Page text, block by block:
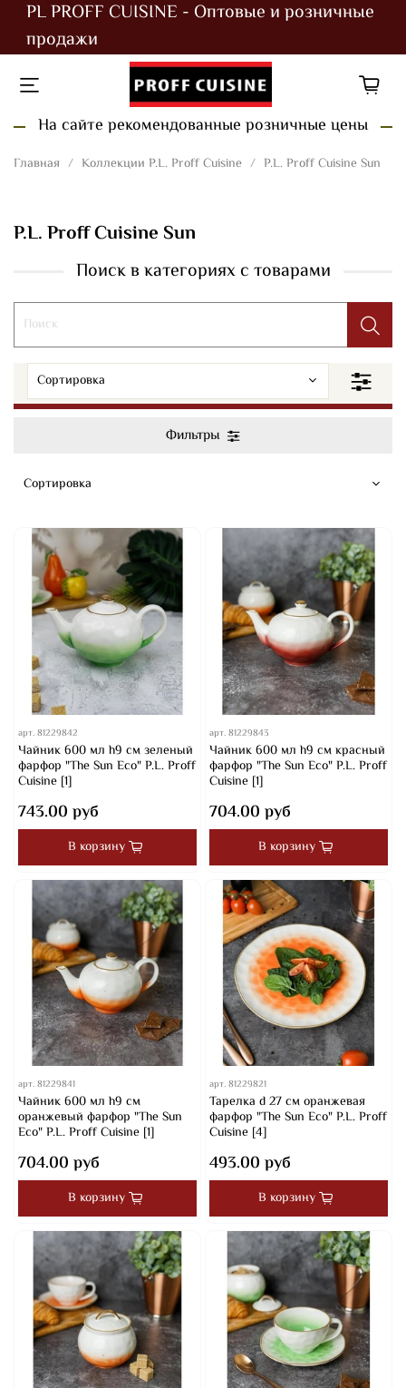
PL PROFF CUISINE - Оптовые и розничные
продажи
На сайте рекомендованные розничные цены
Главная Коллекции P.L. Proff Cuisine P.L. Proff Cuisine Sun
P.L. Proff Cuisine Sun
Поиск в категориях с товарами
Фильтры
арт.81229842
Чайник 600 мл h9 см зеленый
фарфор "The Sun Eco" P.L. Proff
Cuisine [1]
743.00 руб
В корзину
арт.81229843
Чайник 600 мл h9 см красный
фарфор "The Sun Eco" P.L. Proff
Cuisine [1]
704.00 руб
В корзину
арт.81229841
Чайник 600 мл h9 см
оранжевый фарфор "The Sun
Eco" P.L. Proff Cuisine [1]
704.00 руб
В корзину
арт.81229821
Тарелка d 27 см оранжевая
фарфор "The Sun Eco" P.L. Proff
Cuisine [4]
493.00 руб
В корзину